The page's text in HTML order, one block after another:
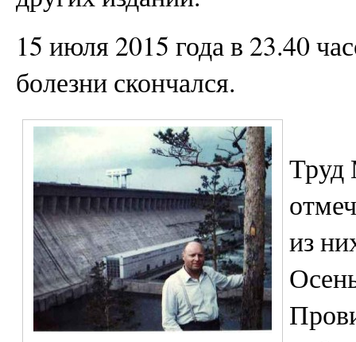
15 июля 2015 года в 23.40
болезни скончался.
Труд
из